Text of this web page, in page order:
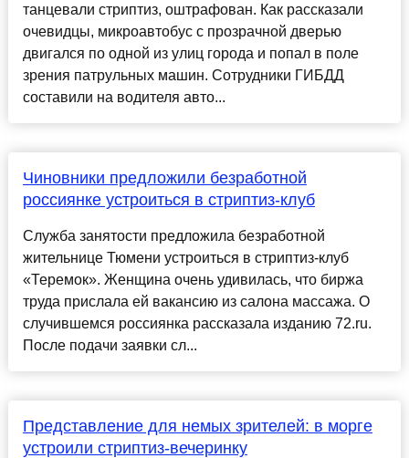
танцевали стриптиз, оштрафован. Как рассказали
очевидцы, микроавтобус с прозрачной дверью
двигался по одной из улиц города и попал в поле
зрения патрульных машин. Сотрудники ГИБДД
составили на водителя авто...
Чиновники предложили безработной
россиянке устроиться в стриптиз-клуб
Служба занятости предложила безработной
жительнице Тюмени устроиться в стриптиз-клуб
«Теремок». Женщина очень удивилась, что биржа
труда прислала ей вакансию из салона массажа. О
случившемся россиянка рассказала изданию 72.ru.
После подачи заявки сл...
Представление для немых зрителей: в морге
устроили стриптиз-вечеринку